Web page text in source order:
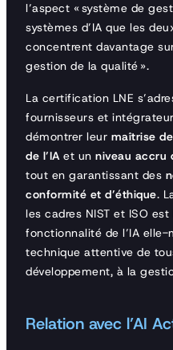
l’aspect « système de
systèmes d’IA que les
concentrent davantage
gestion de la qualité ».
La certification LNE
fournisseurs et
démontrer leur maîtrise
de l’IA et un niveau accru
tout en garantissant des
conformité et d’éthique.
les cadres NIST et ISO
fonctionnalité de l’IA elle-
technique attentive de
développement, à la
Relation avec l’AI